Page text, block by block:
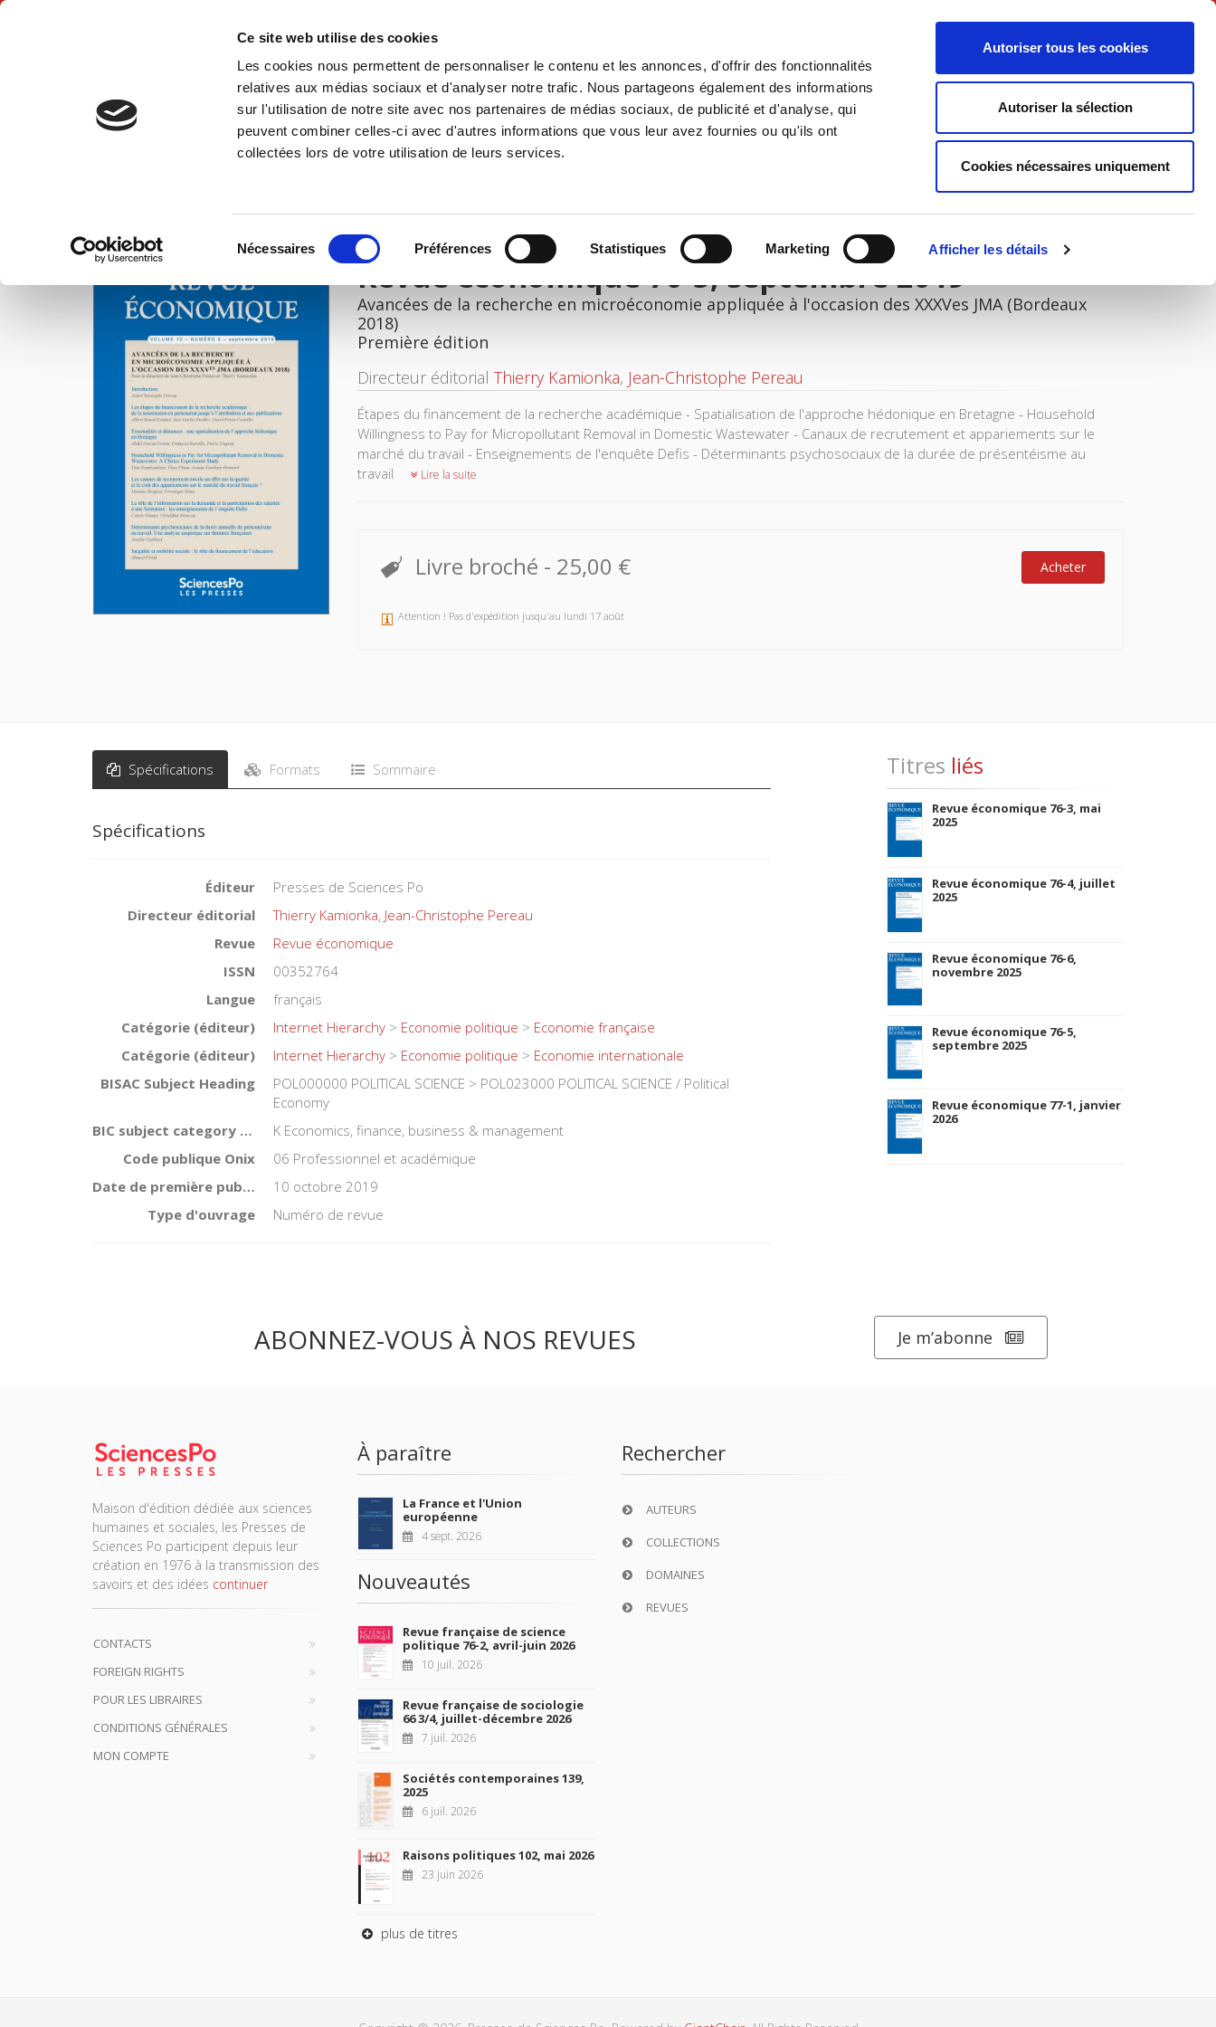
Ce site web utilise des cookies
Les cookies nous permettent de personnaliser le contenu et les annonces, d'offrir des fonctionnalités
relatives aux médias sociaux et d'analyser notre trafic. Nous partageons également des informations
sur l'utilisation de notre site avec nos partenaires de médias sociaux, de publicité et d'analyse, qui
peuvent combiner celles-ci avec d'autres informations que vous leur avez fournies ou qu'ils ont
collectées lors de votre utilisation de leurs services.
Nécessaires Préférences Statistiques Marketing Afficher les détails
Autoriser tous les cookies
Autoriser la sélection
Cookies nécessaires uniquement
Français
Accueil Environnement Histoire International Politique Société
Accueil Revue économique 70-5, septembre 2019
Revue économique 70-5, septembre 2019
Avancées de la recherche en microéconomie appliquée à l'occasion des XXXVes JMA (Bordeaux
2018)
Première édition
Directeur éditorial Thierry Kamionka, Jean-Christophe Pereau
Étapes du financement de la recherche académique - Spatialisation de l'approche hédonique en Bretagne - Household
Willingness to Pay for Micropollutant Removal in Domestic Wastewater - Canaux de recrutement et appariements sur le
marché du travail - Enseignements de l'enquête Defis - Déterminants psychosociaux de la durée de présentéisme au
travail
Lire la suite
Livre broché - 25,00 € Acheter
Attention ! Pas d'expédition jusqu'au lundi 17 août
Spécifications Formats Sommaire
Spécifications
Éditeur
Presses de Sciences Po
Directeur éditorial
Thierry Kamionka, Jean-Christophe Pereau
Revue
Revue économique
ISSN
00352764
Langue
français
Catégorie (éditeur)
Internet Hierarchy > Economie politique > Economie française
Catégorie (éditeur)
Internet Hierarchy > Economie politique > Economie internationale
BISAC Subject Heading
POL000000 POLITICAL SCIENCE > POL023000 POLITICAL SCIENCE / Political
Economy
BIC subject category (UK)
K Economics, finance, business & management
Code publique Onix
06 Professionnel et académique
Date de première publication du titre
10 octobre 2019
Type d'ouvrage
Numéro de revue
Titres liés
Revue économique 76-3, mai
2025
Revue économique 76-4, juillet
2025
Revue économique 76-6,
novembre 2025
Revue économique 76-5,
septembre 2025
Revue économique 77-1, janvier
2026
ABONNEZ-VOUS À NOS REVUES Je m’abonne
Maison d'édition dédiée aux sciences
humaines et sociales, les Presses de
Sciences Po participent depuis leur
création en 1976 à la transmission des
savoirs et des idées continuer
CONTACTS
FOREIGN RIGHTS
POUR LES LIBRAIRES
CONDITIONS GÉNÉRALES
MON COMPTE
À paraître
La France et l'Union
européenne
4 sept. 2026
Nouveautés
Revue française de science
politique 76-2, avril-juin 2026
10 juil. 2026
Revue française de sociologie
66 3/4, juillet-décembre 2026
7 juil. 2026
Sociétés contemporaines 139,
2025
6 juil. 2026
Raisons politiques 102, mai 2026
23 juin 2026
plus de titres
Rechercher
AUTEURS
COLLECTIONS
DOMAINES
REVUES